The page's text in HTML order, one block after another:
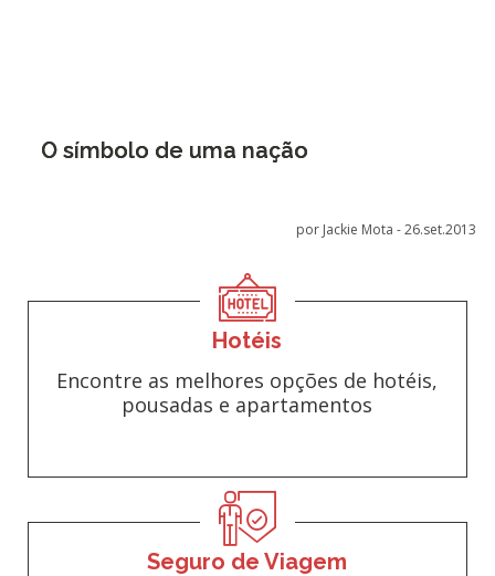
O símbolo de uma nação
por Jackie Mota -26.set.2013
Hotéis
Encontre as melhores opções de hotéis,
pousadas e apartamentos
Seguro de Viagem